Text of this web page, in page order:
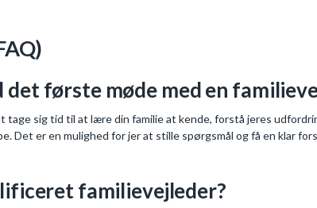
første møde med en
sig tid til at lære din familie at kende, forstå jeres
Det er en mulighed for jer at stille spørgsmål og få en klar
familievejleder?